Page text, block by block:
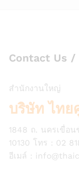
Contact Us /
สำนักงานใหญ่
บริษัท ไทย
1848 ถ. นครเขื่อ
10130 โทร : 02
อีเมล์ :